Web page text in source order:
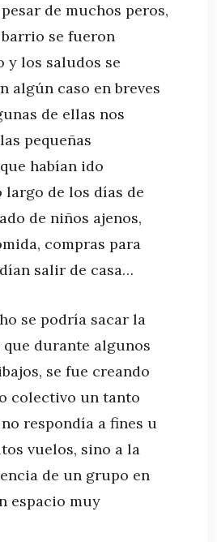
de muchos peros,
se fueron
y los saludos se
algún caso en breves
de ellas nos
pequeñas
habían ido
de los días de
de niños ajenos,
compras para
salir de casa…
se podría sacar la
durante algunos
se fue creando
colectivo un tanto
respondía a fines u
vuelos, sino a la
de un grupo en
espacio muy